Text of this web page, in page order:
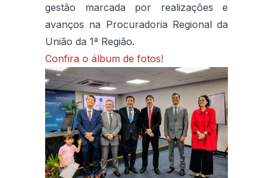
gestão marcada por realizações e
avanços na Procuradoria Regional da
União da 1ª Região.
Confira o álbum de fotos!